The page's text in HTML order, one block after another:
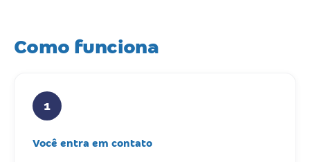
Como funciona
1
Você entra em contato